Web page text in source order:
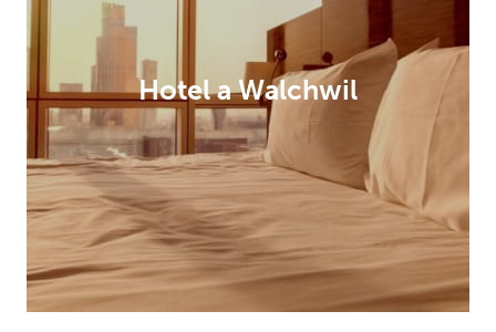
Hotel a Walchwil